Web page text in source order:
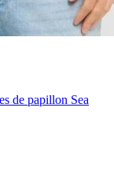
de papillon Sea